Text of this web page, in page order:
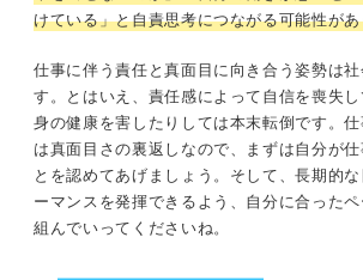
けている」と自責思考につながる可能性が
仕事に伴う責任と真面目に向き合う姿勢は
す。とはいえ、責任感によって自信を喪失
身の健康を害したりしては本末転倒です。
は真面目さの裏返しなので、まずは自分が
とを認めてあげましょう。そして、長期的
ーマンスを発揮できるよう、自分に合った
組んでいってくださいね。